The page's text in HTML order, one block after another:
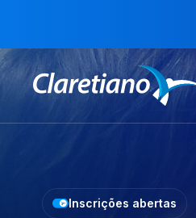
Inscrições abertas